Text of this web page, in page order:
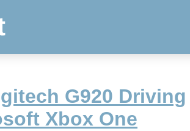
G920 Driving
Xbox One